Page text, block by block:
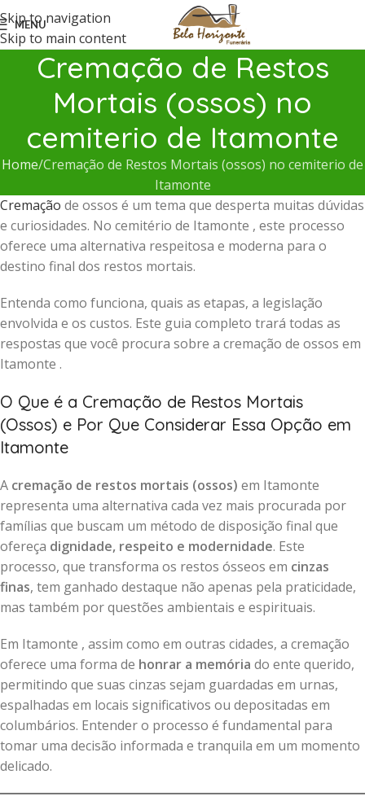
Skip to navigation
Skip to main content
MENU
Cremação de Restos
Mortais (ossos) no
cemiterio de Itamonte
Home Cremação de Restos Mortais (ossos) no cemiterio de
Itamonte
Cremação de ossos é um tema que desperta muitas dúvidas
e curiosidades. No cemitério de Itamonte , este processo
oferece uma alternativa respeitosa e moderna para o
destino final dos restos mortais.
Entenda como funciona, quais as etapas, a legislação
envolvida e os custos. Este guia completo trará todas as
respostas que você procura sobre a cremação de ossos em
Itamonte .
O Que é a Cremação de Restos Mortais
(Ossos) e Por Que Considerar Essa Opção em
Itamonte
A cremação de restos mortais (ossos) em Itamonte
representa uma alternativa cada vez mais procurada por
famílias que buscam um método de disposição final que
ofereça dignidade, respeito e modernidade. Este
processo, que transforma os restos ósseos em cinzas
finas, tem ganhado destaque não apenas pela praticidade,
mas também por questões ambientais e espirituais.
Em Itamonte , assim como em outras cidades, a cremação
oferece uma forma de honrar a memória do ente querido,
permitindo que suas cinzas sejam guardadas em urnas,
espalhadas em locais significativos ou depositadas em
columbários. Entender o processo é fundamental para
tomar uma decisão informada e tranquila em um momento
delicado.